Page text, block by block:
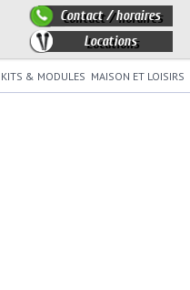
Contact / horaires
Locations
KITS & MODULES MAISON ET LOISIRS